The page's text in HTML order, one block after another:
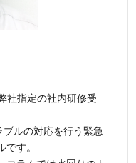
社指定の社内研修受
ルの対応を行う緊急
す。